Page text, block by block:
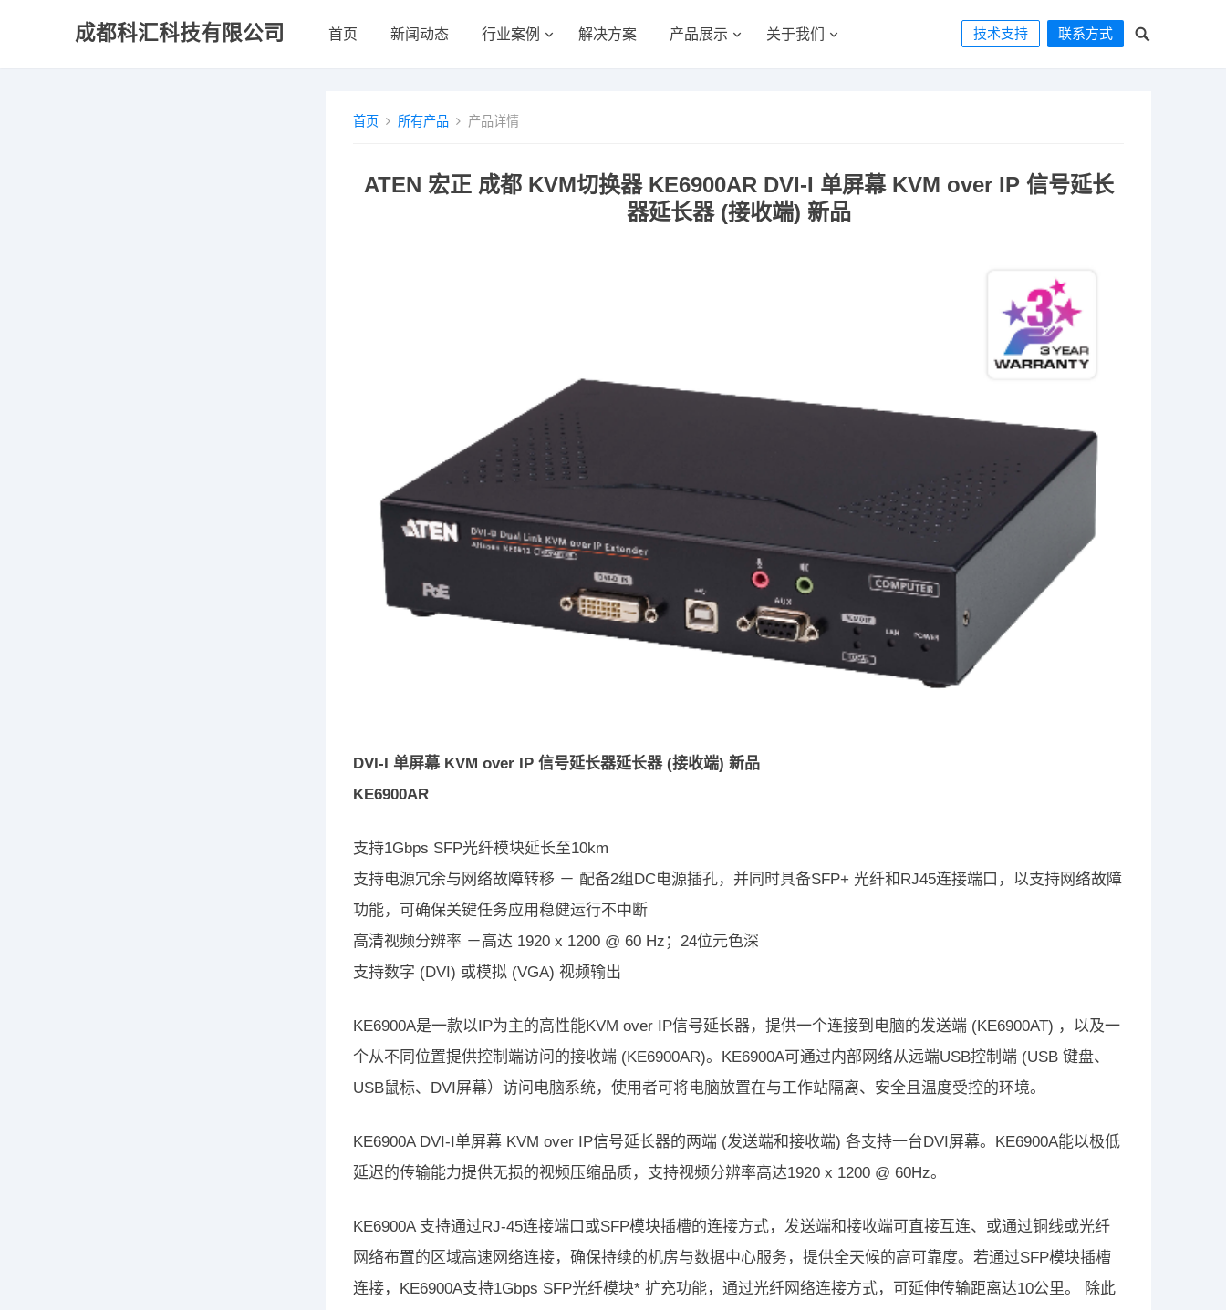
成都科汇科技有限公司 首页 新闻动态 行业案例 解决方案 产品展示 关于我们 技术支持 联系方式
首页 所有产品 产品详情
ATEN 宏正 成都 KVM切换器 KE6900AR DVI-I 单屏幕 KVM over IP 信号延长
器延长器 (接收端) 新品
DVI-I 单屏幕 KVM over IP 信号延长器延长器 (接收端) 新品
KE6900AR
支持1Gbps SFP光纤模块延长至10km
支持电源冗余与网络故障转移 － 配备2组DC电源插孔，并同时具备SFP+ 光纤和RJ45连接端口，以支持网络故障
功能，可确保关键任务应用稳健运行不中断
高清视频分辨率 －高达 1920 x 1200 @ 60 Hz；24位元色深
支持数字 (DVI) 或模拟 (VGA) 视频输出
KE6900A是一款以IP为主的高性能KVM over IP信号延长器，提供一个连接到电脑的发送端 (KE6900AT) ，以及一
个从不同位置提供控制端访问的接收端 (KE6900AR)。KE6900A可通过内部网络从远端USB控制端 (USB 键盘、
USB鼠标、DVI屏幕）访问电脑系统，使用者可将电脑放置在与工作站隔离、安全且温度受控的环境。
KE6900A DVI-I单屏幕 KVM over IP信号延长器的两端 (发送端和接收端) 各支持一台DVI屏幕。KE6900A能以极低
延迟的传输能力提供无损的视频压缩品质，支持视频分辨率高达1920 x 1200 @ 60Hz。
KE6900A 支持通过RJ-45连接端口或SFP模块插槽的连接方式，发送端和接收端可直接互连、或通过铜线或光纤
网络布置的区域高速网络连接，确保持续的机房与数据中心服务，提供全天候的高可靠度。若通过SFP模块插槽
连接，KE6900A支持1Gbps SFP光纤模块* 扩充功能，通过光纤网络连接方式，可延伸传输距离达10公里。 除此